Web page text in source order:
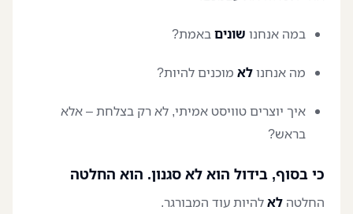
במה אנחנו שוניםבאמת?
מה אנחנולא מוכנים להיות?
איך יוצרים טוויסט אמיתי, לא רק בצלחת – אלא
בראש?
כי בסוף, בידול הוא לא סגנון. הוא החלטה
החלטה לאלהיות עוד המבורגר.